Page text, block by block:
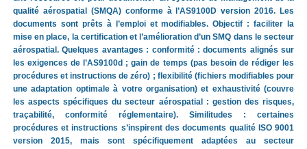
qualité aérospatial (SMQA) conforme à l’AS9100D version 2016. Les
documents sont prêts à l’emploi et modifiables. Objectif : faciliter la
mise en place, la certification et l’amélioration d’un SMQ dans le secteur
aérospatial. Quelques avantages : conformité : documents alignés sur
les exigences de l’AS9100d ; gain de temps (pas besoin de rédiger les
procédures et instructions de zéro) ; flexibilité (fichiers modifiables pour
une adaptation optimale à votre organisation) et exhaustivité (couvre
les aspects spécifiques du secteur aérospatial : gestion des risques,
traçabilité, conformité réglementaire). Similitudes : certaines
procédures et instructions s’inspirent des documents qualité ISO 9001
version 2015, mais sont spécifiquement adaptées au secteur